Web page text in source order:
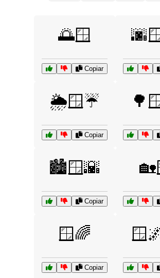
🌅🪟
Copiar
🌦️🪟☔
Copiar
🏙️🪟🌇
Copiar
🪟🌈
Copiar